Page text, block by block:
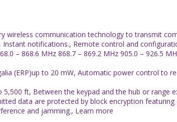
wireless communication technology to transmit
notifications., Remote control and
– 868.6 MHz 868.7 – 869.2 MHz 905.0 – 926.5
(ERP)up to 20 mW, Automatic power control to
ft, Between the keypad and the hub or range
data are protected by block encryption featuring
and jamming., Learn more